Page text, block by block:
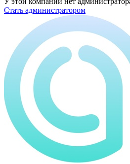
Стать администратором